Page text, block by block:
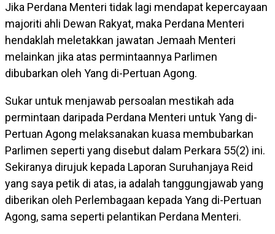
Jika Perdana Menteri tidak lagi mendapat kepercayaan
majoriti ahli Dewan Rakyat, maka Perdana Menteri
hendaklah meletakkan jawatan Jemaah Menteri
melainkan jika atas permintaannya Parlimen
dibubarkan oleh Yang di-Pertuan Agong.
Sukar untuk menjawab persoalan mestikah ada
permintaan daripada Perdana Menteri untuk Yang di-
Pertuan Agong melaksanakan kuasa membubarkan
Parlimen seperti yang disebut dalam Perkara 55(2) ini.
Sekiranya dirujuk kepada Laporan Suruhanjaya Reid
yang saya petik di atas, ia adalah tanggungjawab yang
diberikan oleh Perlembagaan kepada Yang di-Pertuan
Agong, sama seperti pelantikan Perdana Menteri.